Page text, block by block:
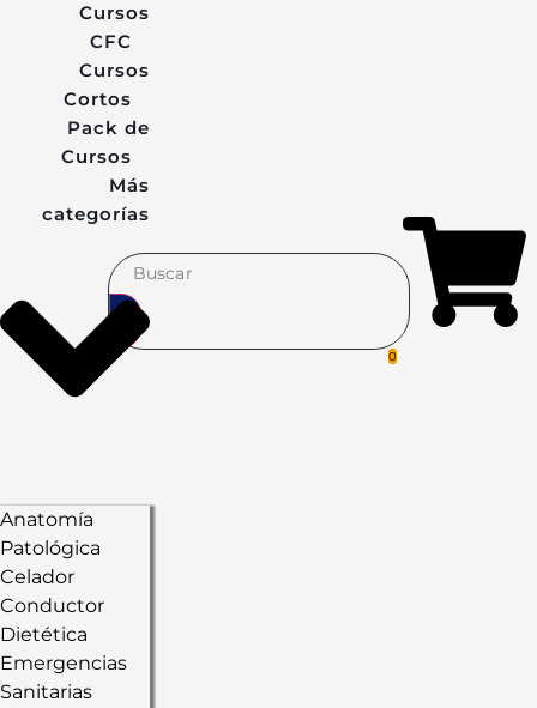
Cursos
CFC
Cursos
Cortos
Pack de
Cursos
Más
categorías
Anatomía
Patológica
Celador
Conductor
Dietética
Emergencias
Sanitarias
0